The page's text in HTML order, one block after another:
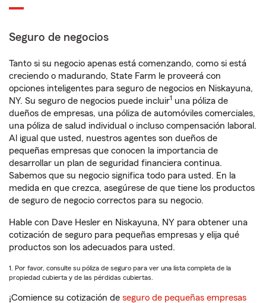
Seguro de negocios
Tanto si su negocio apenas está comenzando, como si está
creciendo o madurando, State Farm le proveerá con
opciones inteligentes para seguro de negocios en Niskayuna,
NY. Su seguro de negocios puede incluir1 una póliza de
dueños de empresas, una póliza de automóviles comerciales,
una póliza de salud individual o incluso compensación laboral.
Al igual que usted, nuestros agentes son dueños de
pequeñas empresas que conocen la importancia de
desarrollar un plan de seguridad financiera continua.
Sabemos que su negocio significa todo para usted. En la
medida en que crezca, asegúrese de que tiene los productos
de seguro de negocio correctos para su negocio.
Hable con Dave Hesler en Niskayuna, NY para obtener una
cotización de seguro para pequeñas empresas y elija qué
productos son los adecuados para usted.
1. Por favor, consulte su póliza de seguro para ver una lista completa de la
propiedad cubierta y de las pérdidas cubiertas.
¡Comience su cotización de seguro de pequeñas empresas